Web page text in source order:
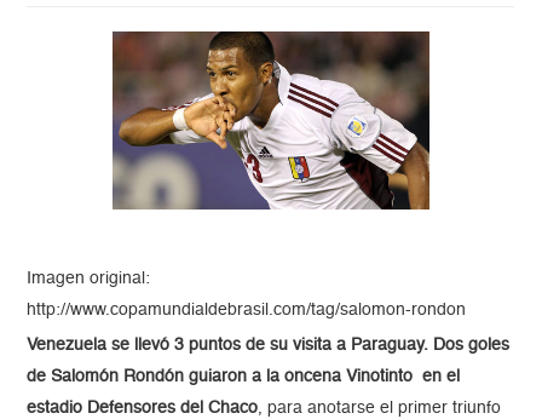
Imagen original:
http://www.copamundialdebrasil.com/tag/salomon-rondon
Venezuela se llevó 3 puntos de su visita a Paraguay. Dos goles
de Salomón Rondón guiaron a la oncena Vinotinto en el
estadio Defensores del Chaco, para anotarse el primer triunfo